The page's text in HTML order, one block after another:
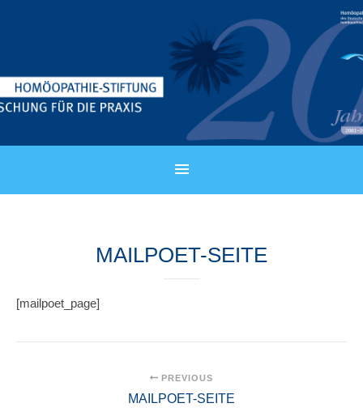
MAILPOET-SEITE
[mailpoet_page]
PREVIOUS
MAILPOET-SEITE